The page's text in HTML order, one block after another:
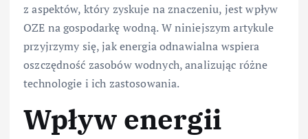
z aspektów, który zyskuje na znaczeniu, jest wpływ
OZE na gospodarkę wodną. W niniejszym artykule
przyjrzymy się, jak energia odnawialna wspiera
oszczędność zasobów wodnych, analizując różne
technologie i ich zastosowania.
Wpływ energii